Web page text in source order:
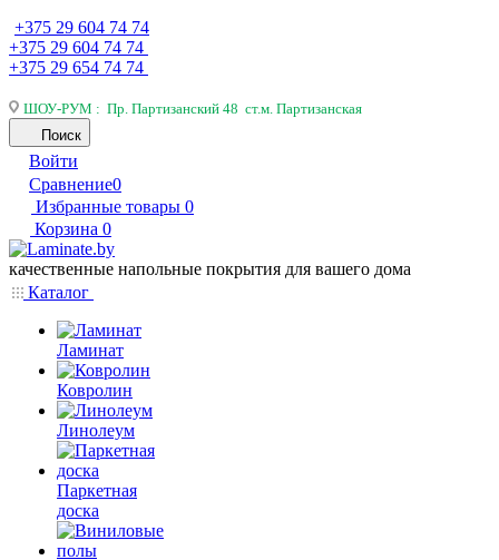
+375 29 604 74 74
+375 29 604 74 74
+375 29 654 74 74
ШОУ-РУМ : Пр. Партизанский 48 ст.м. Партизанская
Поиск
Войти
Сравнение0
Избранные товары 0
Корзина 0
качественные напольные покрытия для вашего дома
Каталог
Ламинат
Ковролин
Линолеум
Паркетная
доска